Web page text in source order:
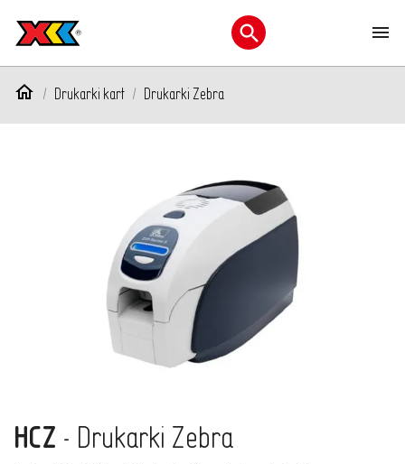
Otwórz menu
Drukarki kart Drukarki Zebra
HCZ - Drukarki Zebra